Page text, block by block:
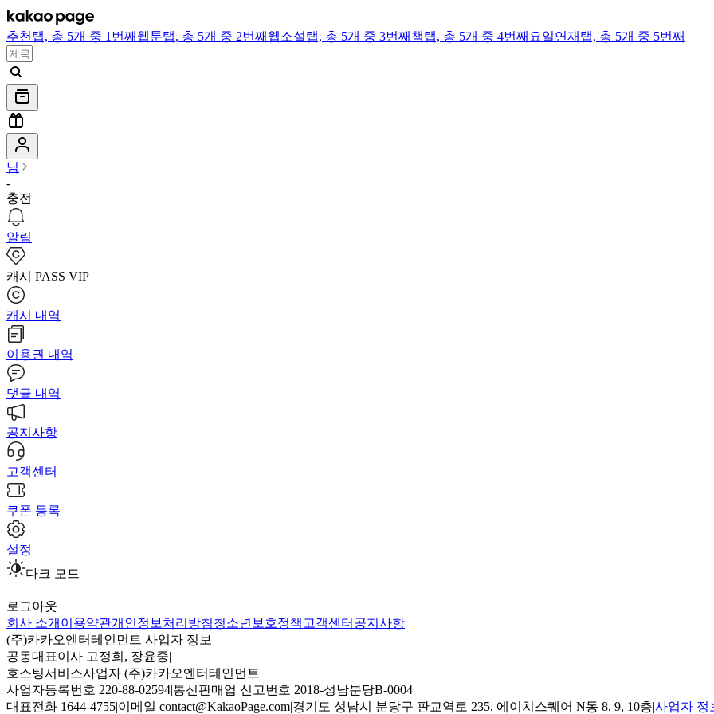
추천 탭, 총 5개 중 1번째 웹툰탭, 총 5개 중 2번째 웹소설탭, 총 5개 중 3번째 책탭, 총 5개 중 4번째 요일연재 탭, 총 5개 중 5번째
님
-
충전
알림
캐시 PASS VIP
캐시 내역
이용권 내역
댓글 내역
공지사항
고객센터
쿠폰 등록
설정
다크 모드
로그아웃
회사 소개 이용약관개인정보처리방침청소년보호정책 고객센터 공지사항
(주)카카오엔터테인먼트 사업자 정보
공동대표이사 고정희, 장윤중|
호스팅서비스사업자 (주)카카오엔터테인먼트
사업자등록번호 220-88-02594|통신판매업 신고번호 2018-성남분당B-0004
대표전화 1644-4755|이메일 contact@KakaoPage.com|경기도 성남시 분당구 판교역로 235, 에이치스퀘어 N동 8, 9, 10층|사업자 정